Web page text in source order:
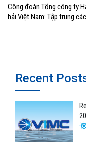
Công đoàn Tổng công ty
hải Việt Nam: Tập trung
Recent